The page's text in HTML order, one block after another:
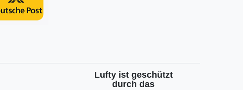
Lufty ist geschützt
durch das